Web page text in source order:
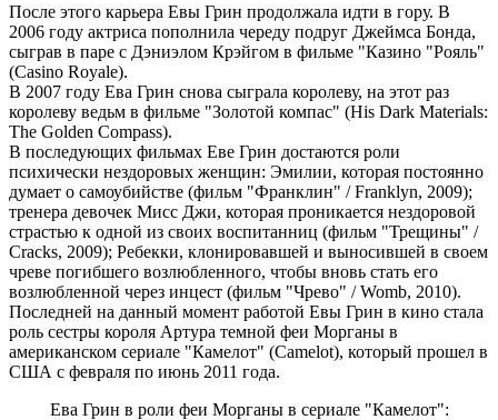
После этого карьера Евы Грин продолжала идти в гору. В
2006 году актриса пополнила череду подруг Джеймса Бонда,
сыграв в паре с Дэниэлом Крэйгом в фильме "Казино "Рояль"
(Casino Royale).
В 2007 году Ева Грин снова сыграла королеву, на этот раз
королеву ведьм в фильме "Золотой компас" (His Dark Materials:
The Golden Compass).
В последующих фильмах Еве Грин достаются роли
психически нездоровых женщин: Эмилии, которая постоянно
думает о самоубийстве (фильм "Франклин" / Franklyn, 2009);
тренера девочек Мисс Джи, которая проникается нездоровой
страстью к одной из своих воспитанниц (фильм "Трещины" /
Cracks, 2009); Ребекки, клонировавшей и выносившей в своем
чреве погибшего возлюбленного, чтобы вновь стать его
возлюбленной через инцест (фильм "Чрево" / Womb, 2010).
Последней на данный момент работой Евы Грин в кино стала
роль сестры короля Артура темной феи Морганы в
американском сериале "Камелот" (Camelot), который прошел в
США с февраля по июнь 2011 года.
Ева Грин в роли феи Морганы в сериале "Камелот":